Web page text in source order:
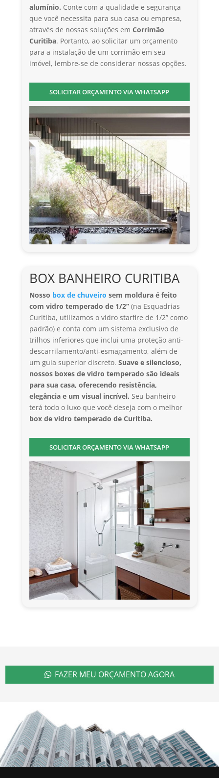
alumínio. Conte com a qualidade e segurança
que você necessita para sua casa ou empresa,
através de nossas soluções em Corrimão
Curitiba. Portanto, ao solicitar um orçamento
para a instalação de um corrimão em seu
imóvel, lembre-se de considerar nossas opções.
SOLICITAR ORÇAMENTO VIA WHATSAPP
BOX BANHEIRO CURITIBA
Nosso box de chuveiro sem moldura é feito
com vidro temperado de 1/2”(na Esquadrias
Curitiba, utilizamos o vidro starfire de 1/2” como
padrão) e conta com um sistema exclusivo de
trilhos inferiores que inclui uma proteção anti-
descarrilamento/anti-esmagamento, além de
um guia superior discreto. Suave e silencioso,
nossos boxes de vidro temperado são ideais
para sua casa, oferecendo resistência,
elegância e um visual incrível. Seu banheiro
terá todo o luxo que você deseja com o melhor
box de vidro temperado de Curitiba.
SOLICITAR ORÇAMENTO VIA WHATSAPP
FAZER MEU ORÇAMENTO AGORA